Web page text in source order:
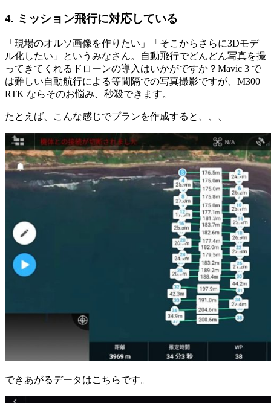
4. ミッション飛行に対応している
「現場のオルソ画像を作りたい」「そこからさらに3Dモデ
ル化したい」というみなさん。自動飛行でどんどん写真を撮
ってきてくれるドローンの導入はいかがですか？Mavic 3 で
は難しい自動航行による等間隔での写真撮影ですが、M300
RTK ならそのお悩み、秒殺できます。
たとえば、こんな感じでプランを作成すると、、、
できあがるデータはこちらです。